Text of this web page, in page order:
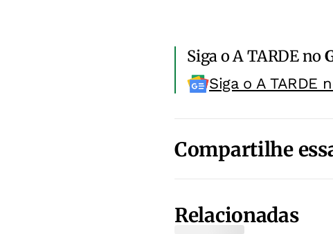
Siga o A TARDE no
Siga o A TARDE
Compartilhe
Relacionadas